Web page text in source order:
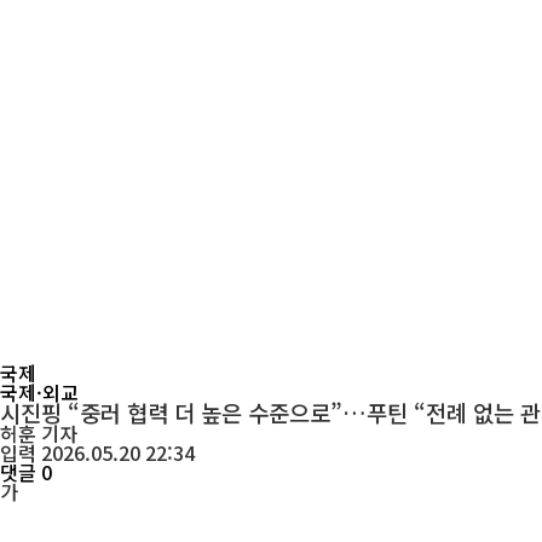
국제
국제·외교
시진핑 “중러 협력 더 높은 수준으로”…푸틴 “전례 없는
허훈기자
입력 2026.05.20 22:34
댓글 0
가